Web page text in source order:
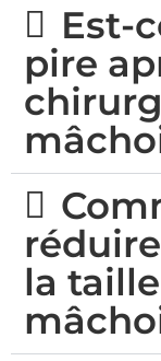
Est-
pire
la